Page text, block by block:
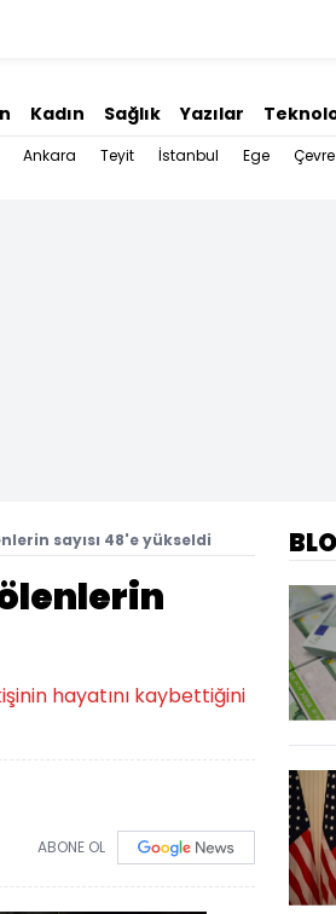
Kadın Sağlık Yazılar
Ankara Teyit İstanbul Ege Çevre
sayısı 48'e yükseldi
hayatını kaybettiğini
ABONE OL